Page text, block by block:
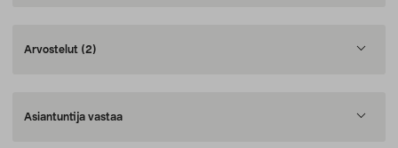
Arvostelut (2)
Asiantuntija vastaa